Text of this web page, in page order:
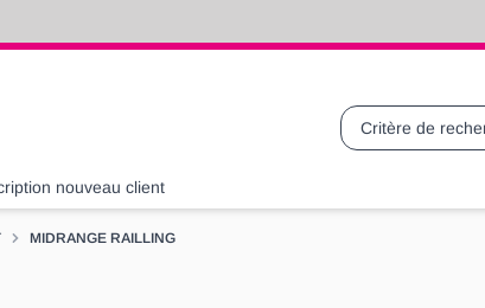
Recherche
nouveau client
MIDRANGE RAILLING